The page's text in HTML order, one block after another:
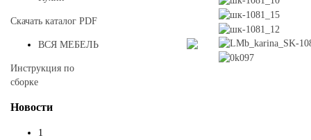
Скачать каталог PDF
ВСЯ МЕБЕЛЬ
Инструкция по
сборке
Новости
1